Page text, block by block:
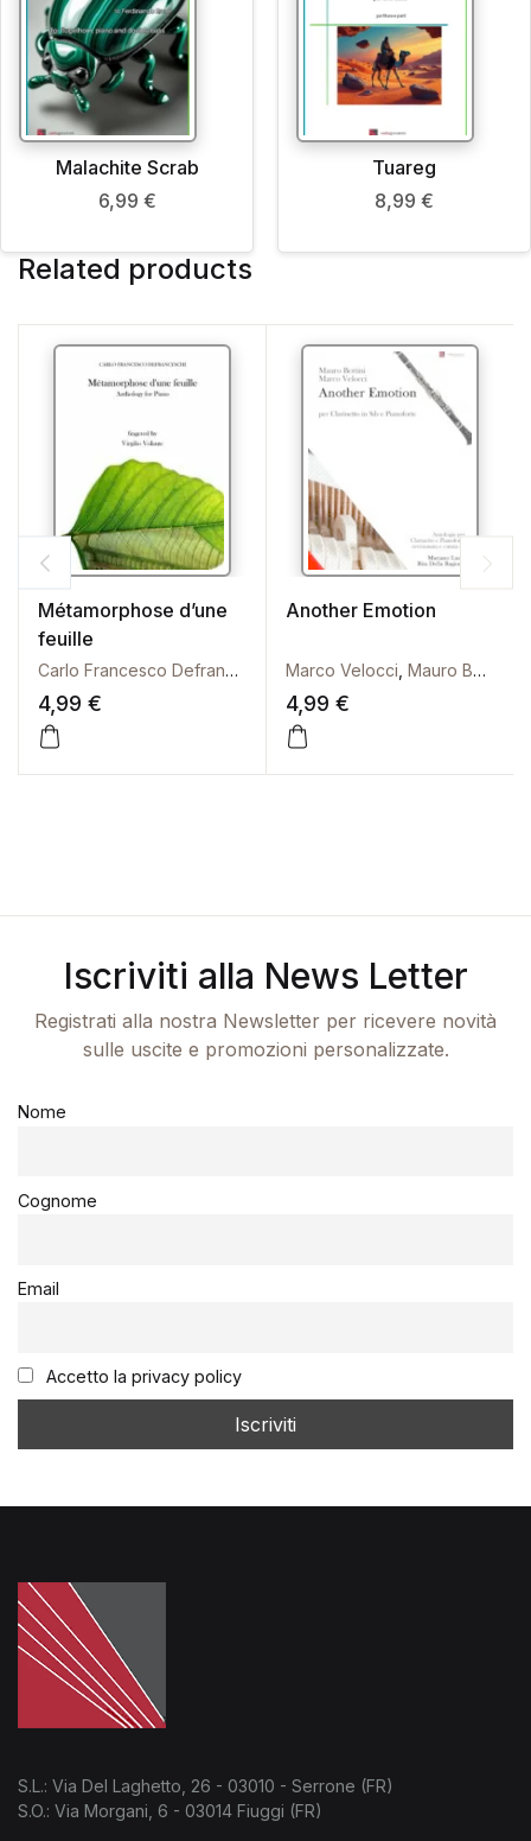
Malachite Scrab
6,99 €
Tuareg
8,99 €
Related products
Métamorphose d’une
feuille
Carlo Francesco Defranceschi
4,99 €
Another Emotion
Marco Velocci Mauro Bottini
4,99 €
Questo prodotto ha più
Iscriviti alla News Letter
Registrati alla nostra Newsletter per ricevere novità
sulle uscite e promozioni personalizzate.
Nome
Cognome
Email
Accetto la privacy policy
S.L.: Via Del Laghetto, 26 - 03010 - Serrone (FR)
S.O.: Via Morgani, 6 - 03014 Fiuggi (FR)